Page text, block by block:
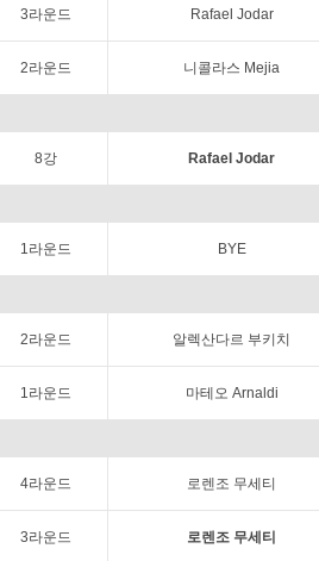
3라운드 Rafael Jodar
2라운드 니콜라스 Mejia
8강 Rafael Jodar
1라운드 BYE
2라운드 알렉산다르 부키치
1라운드 마테오 Arnaldi
4라운드 로렌조 무세티
3라운드 로렌조 무세티